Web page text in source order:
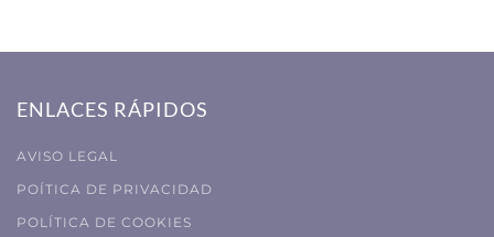
ENLACES RÁPIDOS
AVISO LEGAL
POÍTICA DE PRIVACIDAD
POLÍTICA DE COOKIES